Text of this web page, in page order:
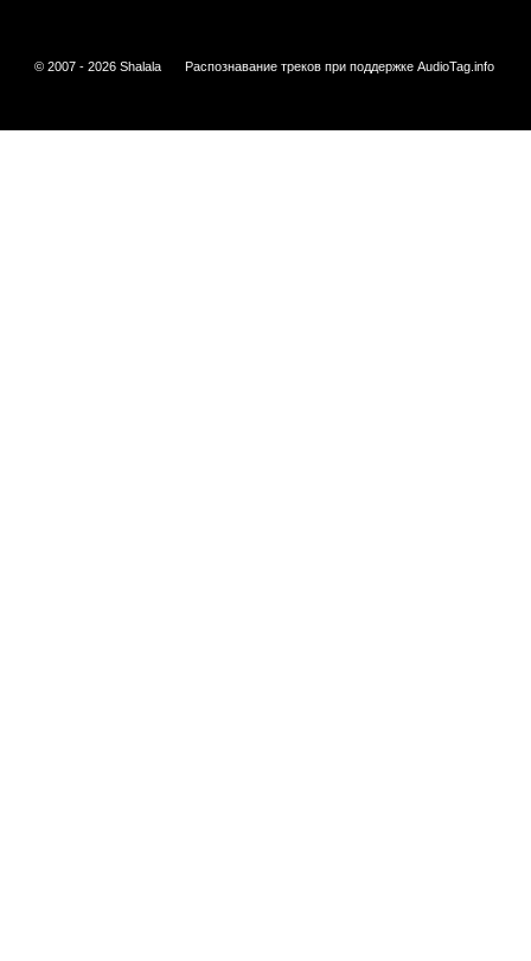
© 2007 - 2026 Shalala Распознавание треков при поддержке AudioTag.info